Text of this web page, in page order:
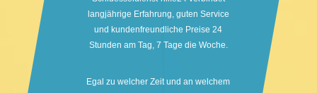
langjährige Erfahrung, guten Service
und kundenfreundliche Preise 24
Stunden am Tag, 7 Tage die Woche.
Egal zu welcher Zeit und an welchem